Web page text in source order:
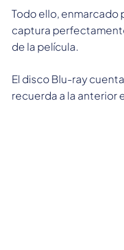
Todo ello, enmarcado
captura
de la película.
El disco Blu-ray
recuerda a la anterior